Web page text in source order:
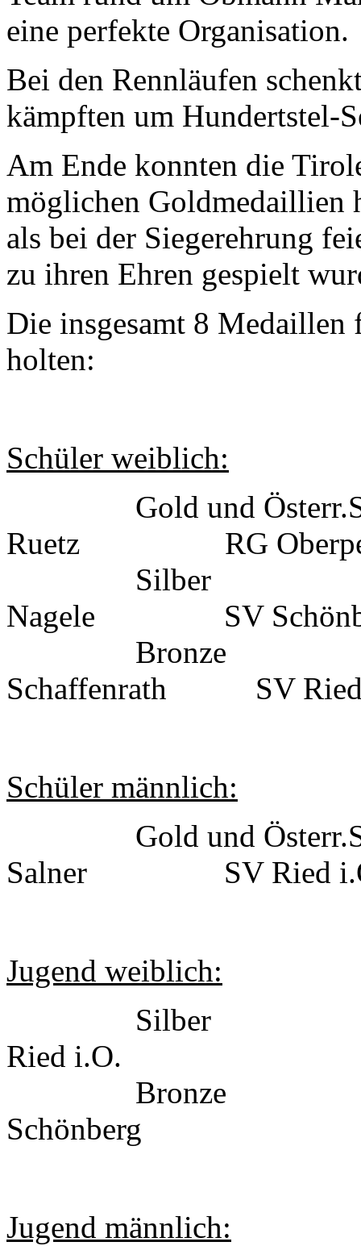
eine perfekte Organisation.
Bei den Rennläufen
kämpften um Hundertstel-
Am Ende konnten die
möglichen Goldmedaillien
als bei der Siegerehrung
zu ihren Ehren gespielt
Die insgesamt 8
holten:
Schüler weiblich:
Gold und
Ruetz RG
Silber
Nagele SV
Schaffenrath SV Ried
Schüler männlich:
Gold und
Salner SV Ried
Jugend weiblich:
Silber
Ried i.O.
Bronze
Schönberg
Jugend männlich: